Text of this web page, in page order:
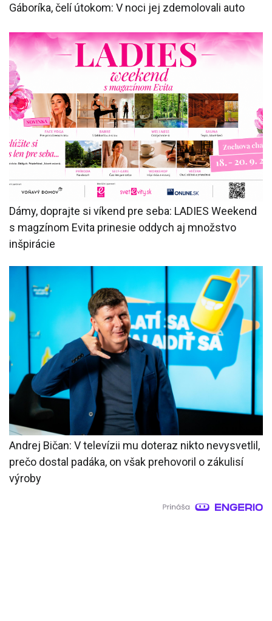
Gáboríka, čelí útokom: V noci jej zdemolovali auto
Dámy, doprajte si víkend pre seba: LADIES Weekend
s magzínom Evita prinesie oddych aj množstvo
inšpirácie
Andrej Bičan: V televízii mu doteraz nikto nevysvetlil,
prečo dostal padáka, on však prehovoril o zákulisí
výroby